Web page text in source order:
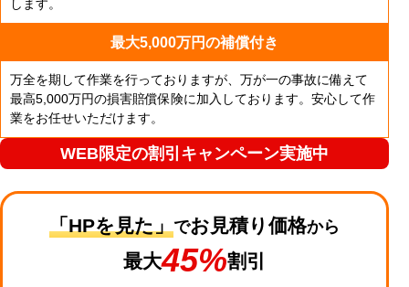
します。
最大5,000万円の補償付き
万全を期して作業を行っておりますが、万が一の事故に備えて
最高5,000万円の損害賠償保険に加入しております。安心して作
業をお任せいただけます。
WEB限定の割引キャンペーン実施中
「HPを見た」 でお見積り価格から
最大45%割引